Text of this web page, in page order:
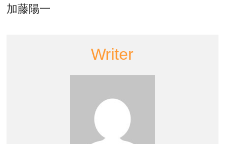
加藤陽一
Writer